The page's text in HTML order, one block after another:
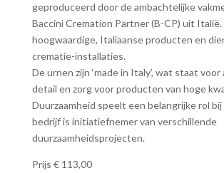
geproduceerd door de ambachtelijke
Baccini Cremation Partner (B-CP) uit
hoogwaardige, Italiaanse producten en
crematie-installaties.
De urnen zijn ‘made in Italy’, wat staat
detail en zorg voor producten van hoge
Duurzaamheid speelt een belangrijke rol bij
bedrijf is initiatiefnemer van verschillende
duurzaamheidsprojecten.
Prijs € 113,00